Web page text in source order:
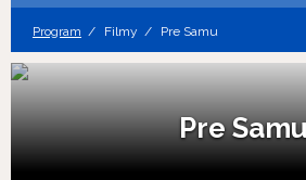
Program Filmy Pre Samu
Pre